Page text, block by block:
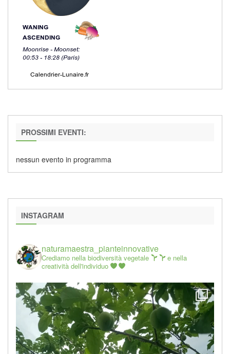
PROSSIMI EVENTI:
nessun evento in programma
INSTAGRAM
naturamaestra_pianteinnovative
Crediamo nella biodiversità vegetale
e nella
creatività dell'individuo